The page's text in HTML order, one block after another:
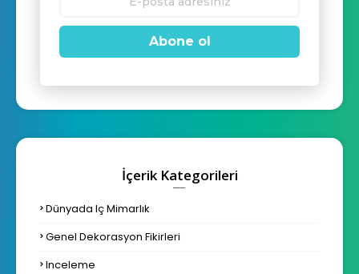
Abone ol
İçerik Kategorileri
Dünyada Iç Mimarlık
Genel Dekorasyon Fikirleri
Inceleme